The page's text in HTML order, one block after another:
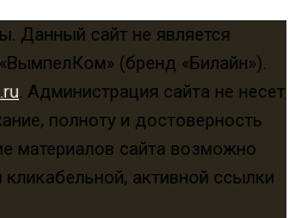
Данный сайт не является
(бренд «Билайн»).
. Администрация сайта не несет
полноту и достоверность
материалов сайта возможно
активной ссылки